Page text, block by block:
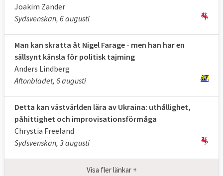
Joakim Zander
Sydsvenskan, 6 augusti
Man kan skratta åt Nigel Farage - men han har en
sällsynt känsla för politisk tajming
Anders Lindberg
Aftonbladet, 6 augusti
Detta kan västvärlden lära av Ukraina: uthållighet,
påhittighet och improvisationsförmåga
Chrystia Freeland
Sydsvenskan, 3 augusti
Visa fler länkar +